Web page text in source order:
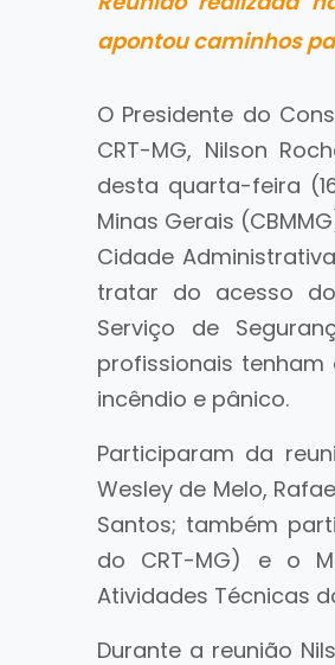
apontou caminhos
O Presidente do
CRT-MG, Nilson
desta quarta-feira
Minas Gerais
Cidade
tratar do acesso
Serviço de
profissionais
incêndio e pânico.
Participaram da
Wesley de Melo,
Santos; também
do CRT-MG) e o
Atividades Técnicas
Durante a reunião